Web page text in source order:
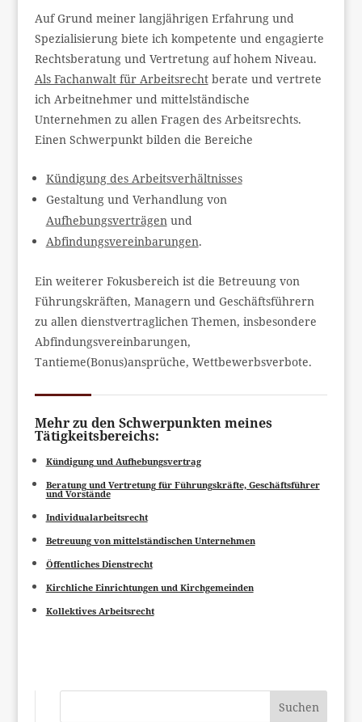
Auf Grund meiner langjährigen Erfahrung und
Spezialisierung biete ich kompetente und engagierte
Rechtsberatung und Vertretung auf hohem Niveau.
Als Fachanwalt für Arbeitsrechtberate und vertrete
ich Arbeitnehmer und mittelständische
Unternehmen zu allen Fragen des Arbeitsrechts.
Einen Schwerpunkt bilden die Bereiche
Kündigung des Arbeitsverhältnisses
Gestaltung und Verhandlung von
Aufhebungsverträgenund
Abfindungsvereinbarungen.
Ein weiterer Fokusbereich ist die Betreuung von
Führungskräften, Managern und Geschäftsführern
zu allen dienstvertraglichen Themen, insbesondere
Abfindungsvereinbarungen,
Tantieme(Bonus)ansprüche, Wettbewerbsverbote.
Mehr zu den Schwerpunkten meines
Tätigkeitsbereichs:
Kündigung und Aufhebungsvertrag
Beratung und Vertretung für Führungskräfte, Geschäftsführer
und Vorstände
Individualarbeitsrecht
Betreuung von mittelständischen Unternehmen
Öffentliches Dienstrecht
Kirchliche Einrichtungen und Kirchgemeinden
Kollektives Arbeitsrecht
Suchen